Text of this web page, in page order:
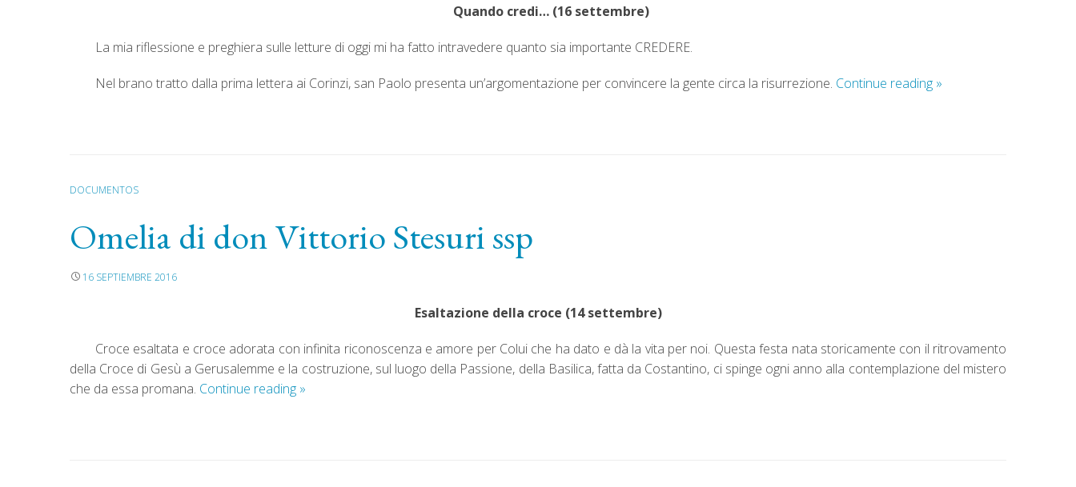
Quando credi… (16 settembre)
La mia riflessione e preghiera sulle letture di oggi mi ha fatto intravedere quanto sia importante CREDERE.
Nel brano tratto dalla prima lettera ai Corinzi, san Paolo presenta un’argomentazione per convincere la gente circa la risurrezione. Continue reading »
DOCUMENTOS
Omelia di don Vittorio Stesuri ssp
16 SEPTIEMBRE 2016
Esaltazione della croce (14settembre)
Croce esaltata e croce adorata con infinita riconoscenza e amore per Colui che ha dato e dà la vita per noi. Questa festa nata storicamente con il ritrovamento
della Croce di Gesù a Gerusalemme e la costruzione, sul luogo della Passione, della Basilica, fatta da Costantino, ci spinge ogni anno alla contemplazione del mistero
che da essa promana. Continue reading »